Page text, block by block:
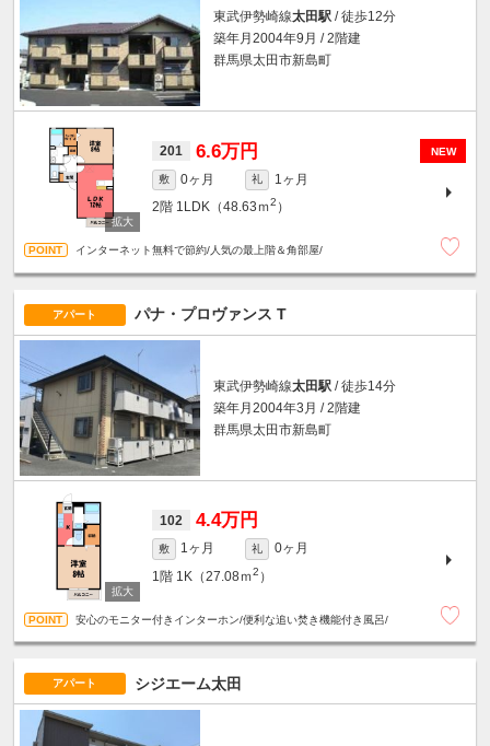
東武伊勢崎線太田駅 / 徒歩12分
築年月2004年9月 / 2階建
群馬県太田市新島町
NEW
201 6.6万円
敷 0ヶ月 礼
1ヶ月
2階 1LDK（48.63ｍ2 ）
インターネット無料で節約/人気の最上階＆角部屋/
アパート パナ・プロヴァンス T
東武伊勢崎線太田駅 / 徒歩14分
築年月2004年3月 / 2階建
群馬県太田市新島町
102 4.4万円
敷 1ヶ月 礼
0ヶ月
1階 1K（27.08ｍ2 ）
安心のモニター付きインターホン/便利な追い焚き機能付き風呂/
アパート シジエーム太田